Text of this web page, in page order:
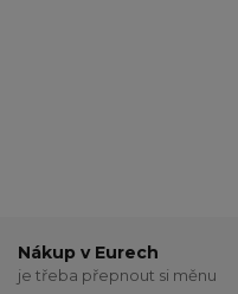
Nákup v Eurech
je třeba přepnout si měnu